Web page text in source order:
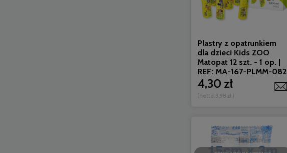
Plastry z opatrunkiem
dla dzieci Kids ZOO
Matopat 12 szt. - 1 op. |
REF: MA-167-PLMM-082
4,30 zł
(netto: 3,98 zł )